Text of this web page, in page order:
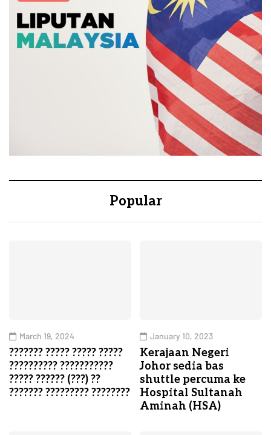
Popular
March 19, 2024
??????? ????? ????? ?????
?????????? ???????????
????? ?????? (???) ??
??????? ????????? ????????
January 10, 2023
Kerajaan Negeri
Johor sedia bas
shuttle percuma ke
Hospital Sultanah
Aminah (HSA)